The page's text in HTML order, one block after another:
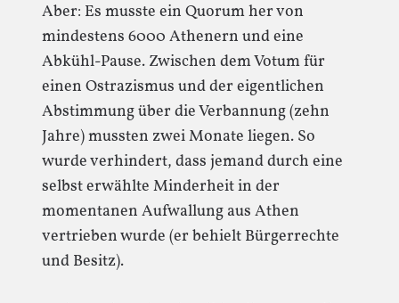
Aber: Es musste ein Quorum her von
mindestens 6000 Athenern und eine
Abkühl-Pause. Zwischen dem Votum für
einen Ostrazismus und der eigentlichen
Abstimmung über die Verbannung (zehn
Jahre) mussten zwei Monate liegen. So
wurde verhindert, dass jemand durch eine
selbst erwählte Minderheit in der
momentanen Aufwallung aus Athen
vertrieben wurde (er behielt Bürgerrechte
und Besitz).